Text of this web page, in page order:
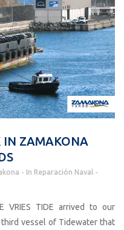
IN ZAMAKONA
In Reparación Naval
VRIES TIDE arrived to our
third vessel of Tidewater that